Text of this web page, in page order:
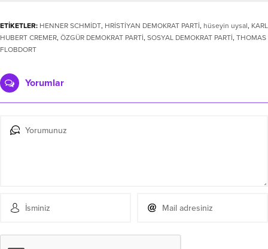
ETİKETLER: HENNER SCHMİDT, HRİSTİYAN DEMOKRAT PARTİ, hüseyin uysal, KARL
HUBERT CREMER, ÖZGÜR DEMOKRAT PARTİ, SOSYAL DEMOKRAT PARTİ, THOMAS
FLOBDORT
Yorumlar